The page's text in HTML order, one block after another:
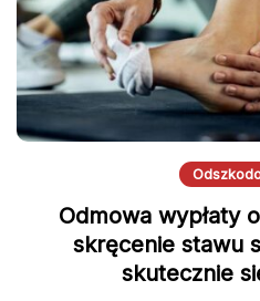
Odmowa wypłaty
skręcenie stawu
skutecznie